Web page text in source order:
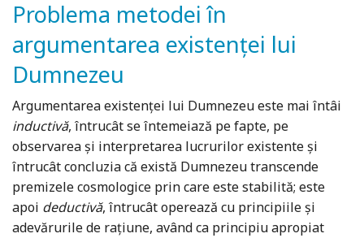
Problema metodei în
argumentarea existenței lui
Dumnezeu
Argumentarea existenței lui Dumnezeu este mai întâi
inductivă, întrucât se întemeiază pe fapte, pe
observarea și interpretarea lucrurilor existente și
întrucât concluzia că există Dumnezeu transcende
premizele cosmologice prin care este stabilită; este
apoi deductivă, întrucât operează cu principiile și
adevărurile de rațiune, având ca principiu apropiat